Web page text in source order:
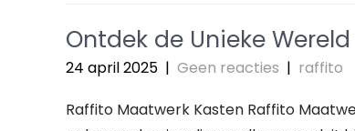
Ontdek de Unieke
24 april 2025 | Geen reacties | raffito
Raffito Maatwerk Kasten Raffito